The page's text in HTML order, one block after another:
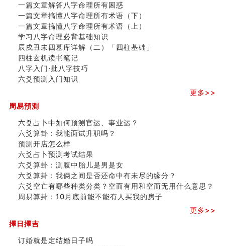
一篇文章解答八字命理所有困惑
一篇文章搞懂八字命理所有术语（下）
一篇文章搞懂八字命理所有术语（上）
学习八字命理必背基础知识
辰戌丑未四墓库详解（二）「四柱基础」
四柱玄机读书笔记
八字入门·批八字技巧
六爻预测入门知识
更多>>
周易預測
六爻占卜中如何预测官运、事业运？
六爻算卦：我能面试升职吗？
预测开店怎么样
六爻占卜预测考试结果
六爻算卦：测腹中胎儿是男是女
六爻算卦：我俩之间是否还命中有未尽的缘分？
六爻空亡有哪些种类分类？空而有用和空而无用什么意思？
周易算卦：10月底前能不能有人买我的房子
更多>>
擇日擇吉
订婚就是定结婚日子吗